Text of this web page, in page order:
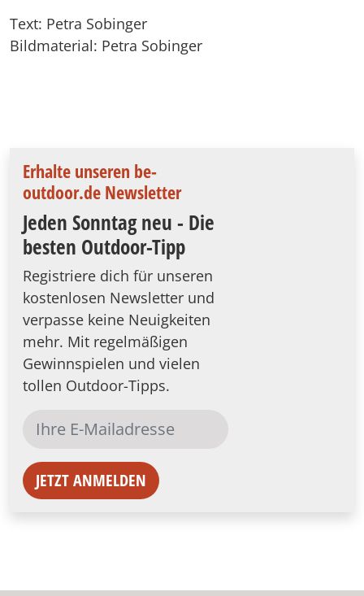
Text: Petra Sobinger
Bildmaterial: Petra Sobinger
Erhalte unseren be-
outdoor.de Newsletter
Jeden Sonntag neu - Die
besten Outdoor-Tipp
Registriere dich für unseren
kostenlosen Newsletter und
verpasse keine Neuigkeiten
mehr. Mit regelmäßigen
Gewinnspielen und vielen
tollen Outdoor-Tipps.
JETZT ANMELDEN